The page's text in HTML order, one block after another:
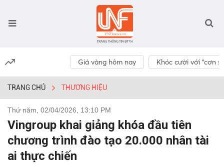
Giá vàng hôm nay Khóc cười với “cơn
TRANG CHỦ THƯƠNG HIỆU
Thứ năm, 02/04/2026, 13:10 PM
Vingroup khai giảng khóa đầu tiên
chương trình đào tạo 20.000 nhân tài
ai thực chiến